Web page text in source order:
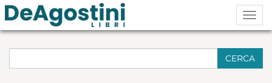
CERCA